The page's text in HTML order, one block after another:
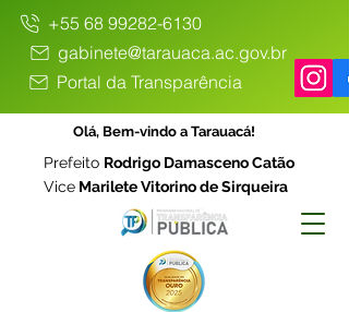
+55 68 99282-6130
gabinete@tarauaca.ac.gov.br
Portal da Transparência
Olá, Bem-vindo a Tarauacá!
Prefeito Rodrigo Damasceno Catão
Vice Marilete Vitorino de Sirqueira